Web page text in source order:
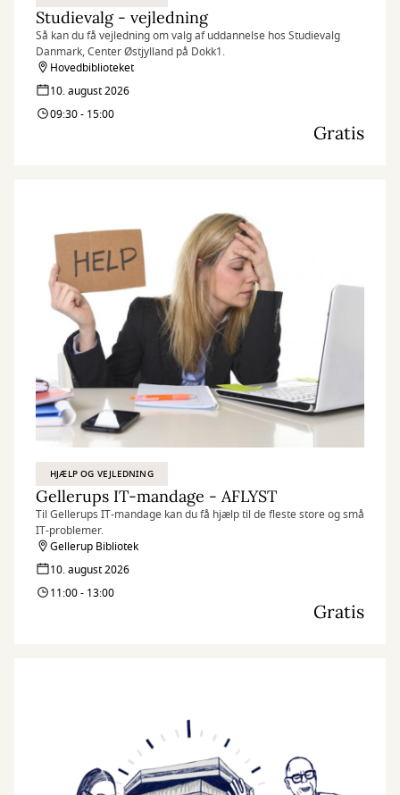
Studievalg - vejledning
Så kan du få vejledning om valg af uddannelse hos Studievalg
Danmark, Center Østjylland på Dokk1.
Hovedbiblioteket
10. august 2026
09:30 - 15:00
Gratis
HJÆLP OG VEJLEDNING
Gellerups IT-mandage - AFLYST
Til Gellerups IT-mandage kan du få hjælp til de fleste store og små
IT-problemer.
Gellerup Bibliotek
10. august 2026
11:00 - 13:00
Gratis